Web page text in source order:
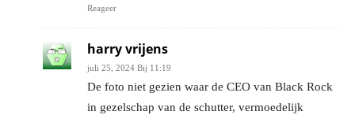
Reageer
harry vrijens
juli 25, 2024 Bij 11:19
De foto niet gezien waar de CEO van Black Rock
in gezelschap van de schutter, vermoedelijk